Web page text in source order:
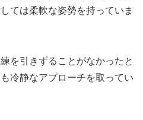
ては柔軟な姿勢を持っていま
を引きずることがなかったと
冷静なアプローチを取ってい